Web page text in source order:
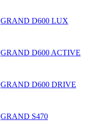
GRAND D600 LUX
GRAND D600 ACTIVE
GRAND D600 DRIVE
GRAND S470